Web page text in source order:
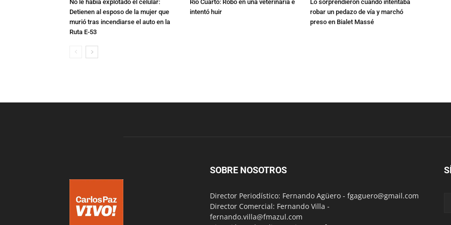
No le había explotado el celular:
Detienen al esposo de la mujer que
murió tras incendiarse el auto en la
Ruta E-53
Río Cuarto: Robó en una veterinaria e
intentó huir
Lo sorprendieron cuando intentaba
robar un pedazo de vía y marchó
preso en Bialet Massé
SOBRE NOSOTROS
Director Periodístico: Fernando Agüero - fgaguero@gmail.com
Director Comercial: Fernando Villa -
fernando.villa@fmazul.com